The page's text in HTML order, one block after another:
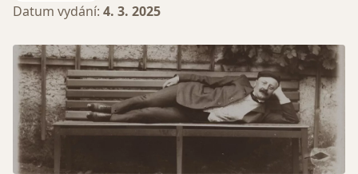
Datum vydání: 4. 3. 2025